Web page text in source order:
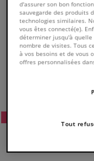
Fenêtres &
Intérieur &
Styling &
Nettoyage &
Atelier & outils
d'assurer son bon
sauvegarde des produits
technologies similaires.
vous êtes connecté(e).
déterminer jusqu'à
nombre de visites. Tous
à vos besoins et de vous
offres personnalisées
Tout